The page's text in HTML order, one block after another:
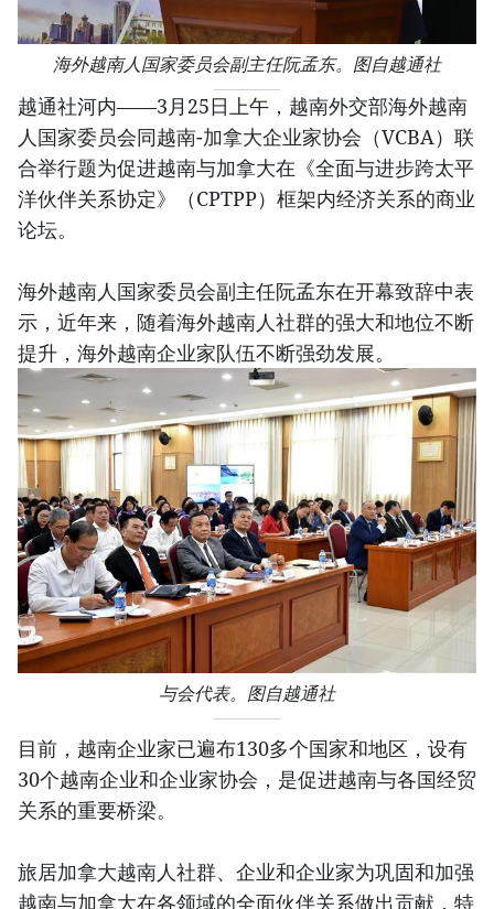
海外越南人国家委员会副主任阮孟东。图自越通社
越通社河内——3月25日上午，越南外交部海外越南
人国家委员会同越南-加拿大企业家协会（VCBA）联
合举行题为促进越南与加拿大在《全面与进步跨太平
洋伙伴关系协定》（CPTPP）框架内经济关系的商业
论坛。
海外越南人国家委员会副主任阮孟东在开幕致辞中表
示，近年来，随着海外越南人社群的强大和地位不断
提升，海外越南企业家队伍不断强劲发展。
与会代表。图自越通社
目前，越南企业家已遍布130多个国家和地区，设有
30个越南企业和企业家协会，是促进越南与各国经贸
关系的重要桥梁。
旅居加拿大越南人社群、企业和企业家为巩固和加强
越南与加拿大在各领域的全面伙伴关系做出贡献，特